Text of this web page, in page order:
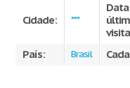
Cidade: ***
País: Brasil